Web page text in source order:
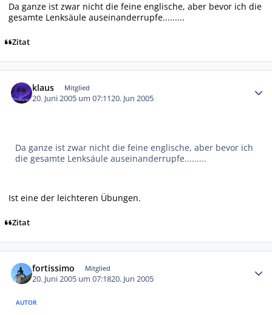
Da ganze ist zwar nicht die feine englische, aber bevor ich die
gesamte Lenksäule auseinanderrupfe.........
Zitat
klaus Mitglied
20. Juni 2005 um 07:1120. Jun 2005
Da ganze ist zwar nicht die feine englische, aber bevor ich
die gesamte Lenksäule auseinanderrupfe.........
Ist eine der leichteren Übungen.
Zitat
fortissimo Mitglied
20. Juni 2005 um 07:1820. Jun 2005
AUTOR